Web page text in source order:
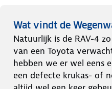
Wat vindt de
Natuurlijk is de RAV-4
van een Toyota
hebben we er wel eens
een defecte krukas- of